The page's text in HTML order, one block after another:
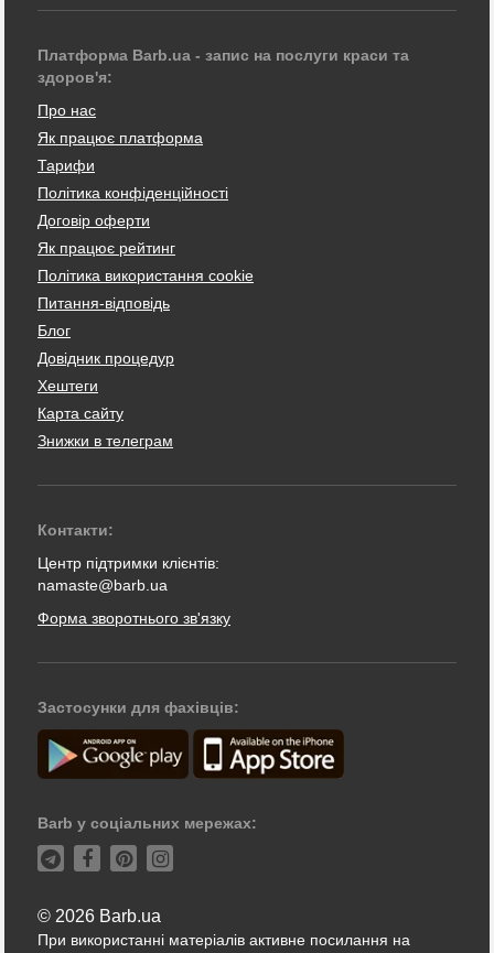
Платформа Barb.ua - запис на послуги краси та
здоров'я:
Про нас
Як працює платформа
Тарифи
Політика конфіденційності
Договір оферти
Як працює рейтинг
Політика використання cookie
Питання-відповідь
Блог
Довідник процедур
Хештеги
Карта сайту
Знижки в телеграм
Контакти:
Центр підтримки клієнтів:
namaste@barb.ua
Форма зворотнього зв'язку
Застосунки для фахівців:
Barb у соціальних мережах:
© 2026 Barb.ua
При використанні матеріалів активне посилання на